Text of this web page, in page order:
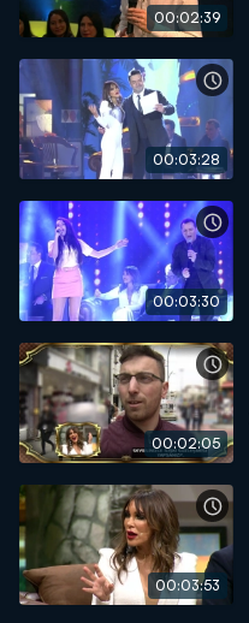
00:02:39
00:03:28
00:03:30
00:02:05
00:03:53